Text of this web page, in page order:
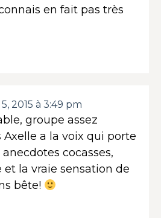
en fait pas très
2015 à 3:49 pm
groupe assez
a la voix qui porte
cocasses,
la vraie sensation de
bête!